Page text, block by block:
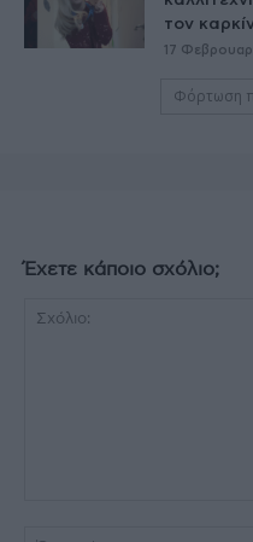
τον
17
Φόρτωση
Έχετε κάποιο σχόλιο;